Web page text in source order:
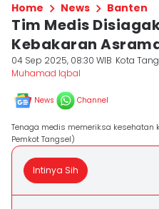
Home News Banten
Tim Medis
Kebakaran
04 Sep 2025, 08:30 WIB Kota
Muhamad Iqbal
News Channel
Tenaga medis memeriksa kesehatan
Pemkot Tangsel)
Intinya Sih